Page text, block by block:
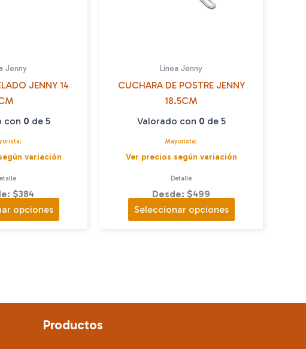
Jenny
JENNY 14
con 0 de 5
variación
$384
opciones
producto
opciones
pueden
Línea Jenny
CUCHARA DE POSTRE JENNY
18.5CM
Valorado con 0 de 5
Mayorista:
Ver precios según variación
Detalle
Desde: $499
Seleccionar opciones
producto
opciones
Productos